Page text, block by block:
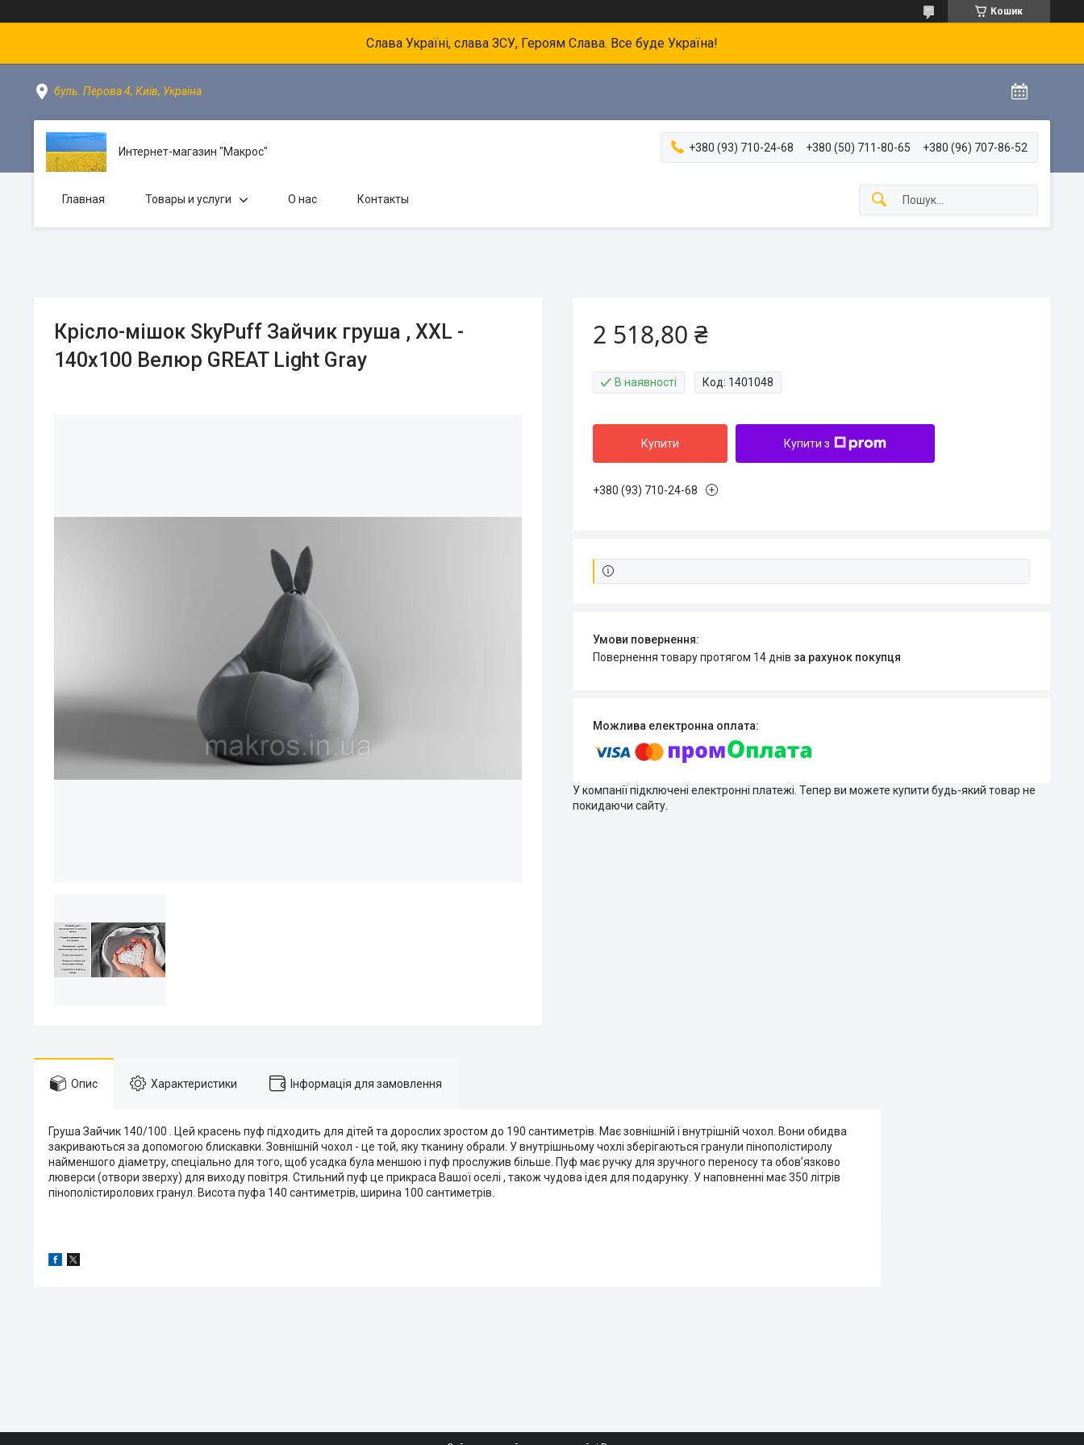
Кошик
Слава Україні, слава ЗСУ, Героям Слава. Все буде Україна!
буль. Перова 4, Київ, Україна
Интернет-магазин "Макрос" +380 (93) 710-24-68 +380 (50) 711-80-65 +380 (96) 707-86-52
Главная Товары и услуги О нас Контакты
Крісло-мішок SkyPuff Зайчик груша , XXL -
140х100 Велюр GREAT Light Gray
2 518,80 ₴
В наявності Код: 1401048
Купити Купити з
+380 (93) 710-24-68
повернення товару протягом 14 днів за рахунок покупця
У компанії підключені електронні платежі. Тепер ви можете купити будь-який товар не
покидаючи сайту.
Опис Характеристики Інформація для замовлення
Груша Зайчик 140/100 . Цей красень пуф підходить для дітей та дорослих зростом до 190 сантиметрів. Має зовнішній і внутрішній чохол. Вони обидва
закриваються за допомогою блискавки. Зовнішній чохол - це той, яку тканину обрали. У внутрішньому чохлі зберігаються гранули пінополістиролу
найменшого діаметру, спеціально для того, щоб усадка була меншою і пуф прослужив більше. Пуф має ручку для зручного переносу та обов’язково
люверси (отвори зверху) для виходу повітря. Стильний пуф це прикраса Вашої оселі , також чудова ідея для подарунку. У наповненні має 350 літрів
пінополістиролових гранул. Висота пуфа 140 сантиметрів, ширина 100 сантиметрів.